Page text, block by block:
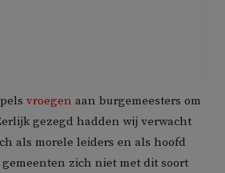
vroegen aan burgemeesters om
gezegd hadden wij verwacht
als morele leiders en als hoofd
zich niet met dit soort